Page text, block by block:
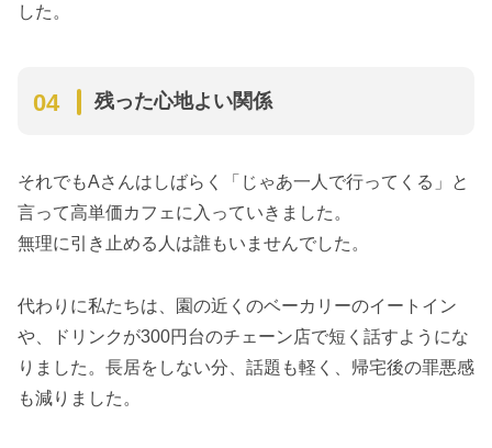
した。
残った心地よい関係
それでもAさんはしばらく「じゃあ一人で行ってくる」と
言って高単価カフェに入っていきました。
無理に引き止める人は誰もいませんでした。
代わりに私たちは、園の近くのベーカリーのイートイン
や、ドリンクが300円台のチェーン店で短く話すようにな
りました。長居をしない分、話題も軽く、帰宅後の罪悪感
も減りました。